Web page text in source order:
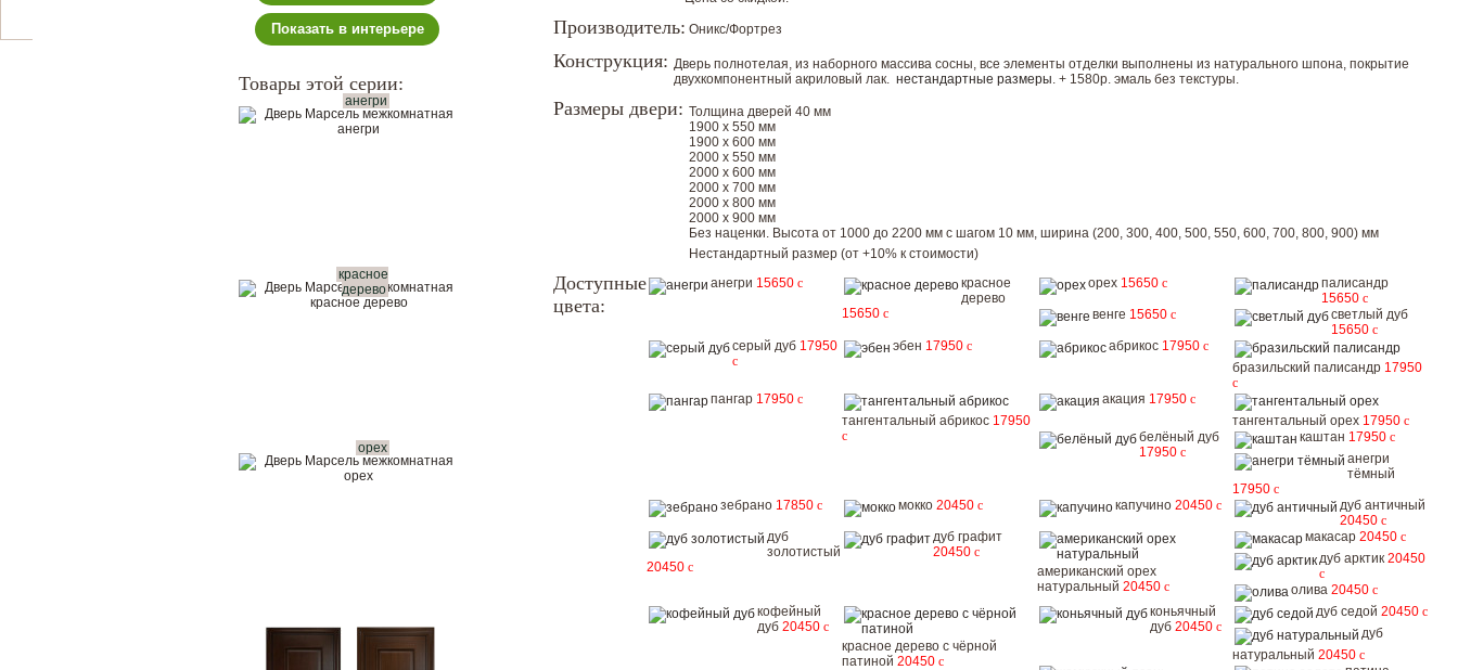
Показать в интерьере
Товары этой серии:
анегри
красное
дерево
орех
Производитель: Оникс/Фортрез
Конструкция: Дверь полнотелая, из наборного массива сосны, все элементы отделки выполнены из натурального шпона, покрытие
двухкомпонентный акриловый лак. нестандартные размеры. + 1580р. эмаль без текстуры.
Размеры двери: Толщина дверей 40 мм
1900 х 550 мм
1900 х 600 мм
2000 х 550 мм
2000 х 600 мм
2000 х 700 мм
2000 х 800 мм
2000 х 900 мм
Без наценки. Высота от 1000 до 2200 мм с шагом 10 мм, ширина (200, 300, 400, 500, 550, 600, 700, 800, 900) мм
Нестандартный размер (от +10% к стоимости)
Доступные
цвета:
анегри 15650 c
красное
дерево
15650 c
орех 15650 c
палисандр
15650 c
венге 15650 c
светлый дуб
15650 c
серый дуб 17950
c
эбен 17950 c абрикос 17950 c
бразильский палисандр 17950
c
пангар 17950 c
тангентальный абрикос 17950
c
акация 17950 c
тангентальный орех 17950 c
белёный дуб
17950 c
каштан 17950 c
анегри
тёмный
17950 c
зебрано 17850 c мокко 20450 c капучино 20450 c
дуб античный
20450 c
дуб
золотистый
20450 c
дуб графит
20450 c
американский орех
натуральный 20450 c
макасар 20450 c
дуб арктик 20450
c
олива 20450 c
кофейный
дуб 20450 c
красное дерево с чёрной
патиной 20450 c
коньячный
дуб 20450 c
дуб седой 20450 c
дуб
натуральный 20450 c